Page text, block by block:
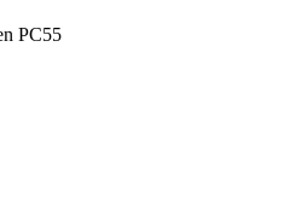
PC55